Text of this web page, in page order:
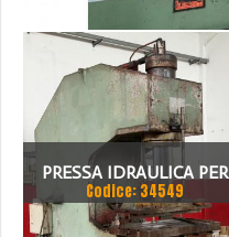
PRESSA IDRAULICA PER
SAGOMARE GIGANT, TON
Codice: 34549